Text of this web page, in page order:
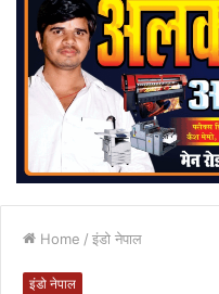
Home / इंडो नेपाल
इंडो नेपाल